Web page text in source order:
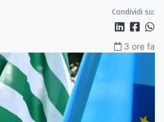
Condividi su:
3 ore fa